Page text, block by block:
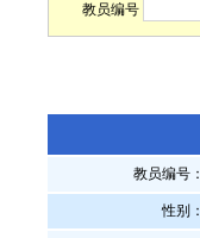
教员编号
教员编号：
性别：